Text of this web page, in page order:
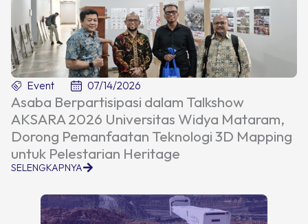
Event 07/14/2026
Asaba Berpartisipasi dalam Talkshow
AKSARA 2026 Universitas Widya Mataram,
Dorong Pemanfaatan Teknologi 3D Mapping
untuk Pelestarian Heritage
SELENGKAPNYA